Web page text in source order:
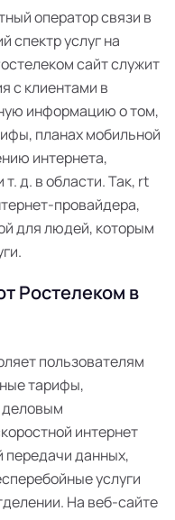
оператор связи в
спектр услуг на
сайт служит
с клиентами в
информацию о том,
планах мобильной
интернета,
д. в области. Так, rt
провайдера,
для людей, которым
Ростелеком в
пользователям
тарифы,
деловым
интернет
данных,
услуги
На веб-сайте